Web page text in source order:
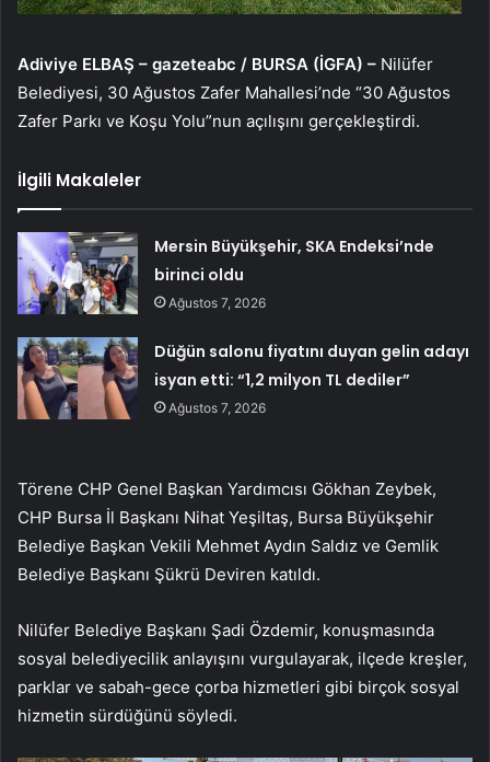
Adiviye ELBAŞ – gazeteabc / BURSA (İGFA) – Nilüfer
Belediyesi, 30 Ağustos Zafer Mahallesi’nde “30 Ağustos
Zafer Parkı ve Koşu Yolu”nun açılışını gerçekleştirdi.
İlgili Makaleler
Mersin Büyükşehir, SKA Endeksi’nde
birinci oldu
Ağustos 7, 2026
Düğün salonu fiyatını duyan gelin adayı
isyan etti: “1,2 milyon TL dediler”
Ağustos 7, 2026
Törene CHP Genel Başkan Yardımcısı Gökhan Zeybek,
CHP Bursa İl Başkanı Nihat Yeşiltaş, Bursa Büyükşehir
Belediye Başkan Vekili Mehmet Aydın Saldız ve Gemlik
Belediye Başkanı Şükrü Deviren katıldı.
Nilüfer Belediye Başkanı Şadi Özdemir, konuşmasında
sosyal belediyecilik anlayışını vurgulayarak, ilçede kreşler,
parklar ve sabah-gece çorba hizmetleri gibi birçok sosyal
hizmetin sürdüğünü söyledi.